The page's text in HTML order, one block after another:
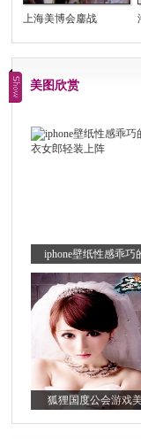
上海美博会鏖战
美图欣赏
iphone壁纸性感乖巧
狐狸国度公会游戏